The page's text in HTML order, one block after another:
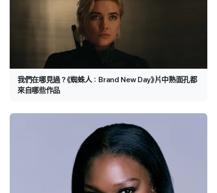
我們在哪見過？《蜘蛛人：Brand New Day》片中熟面孔都
來自哪些作品